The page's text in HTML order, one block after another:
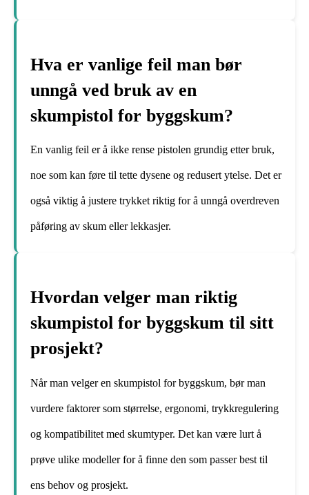
Hva er vanlige feil man bør
unngå ved bruk av en
skumpistol for byggskum?
En vanlig feil er å ikke rense pistolen grundig etter bruk,
noe som kan føre til tette dysene og redusert ytelse. Det er
også viktig å justere trykket riktig for å unngå overdreven
påføring av skum eller lekkasjer.
Hvordan velger man riktig
skumpistol for byggskum til sitt
prosjekt?
Når man velger en skumpistol for byggskum, bør man
vurdere faktorer som størrelse, ergonomi, trykkregulering
og kompatibilitet med skumtyper. Det kan være lurt å
prøve ulike modeller for å finne den som passer best til
ens behov og prosjekt.